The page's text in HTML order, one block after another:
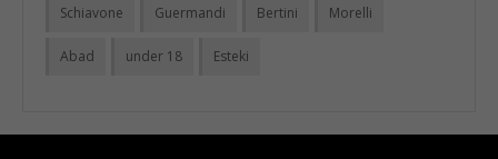
Schiavone Guermandi Bertini Morelli
Abad under 18 Esteki